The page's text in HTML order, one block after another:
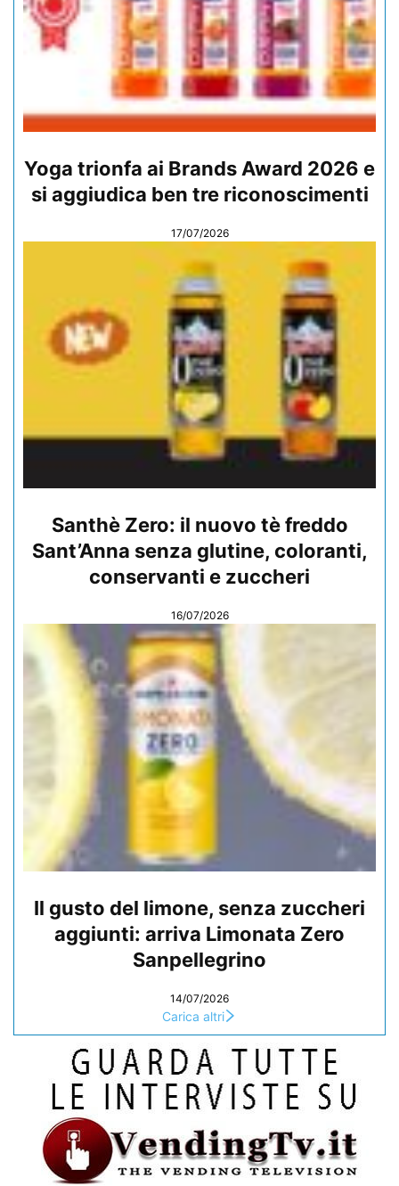
Yoga trionfa ai Brands Award 2026 e
si aggiudica ben tre riconoscimenti
17/07/2026
Santhè Zero: il nuovo tè freddo
Sant’Anna senza glutine, coloranti,
conservanti e zuccheri
16/07/2026
Il gusto del limone, senza zuccheri
aggiunti: arriva Limonata Zero
Sanpellegrino
14/07/2026
Carica altri